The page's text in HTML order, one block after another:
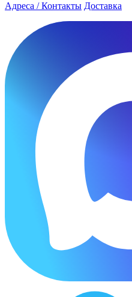
Адреса / Контакты Доставка